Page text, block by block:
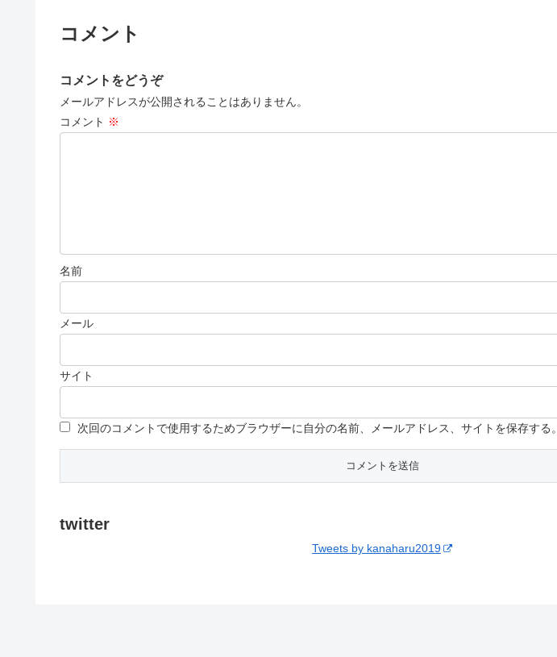
コメント
コメントをどうぞ
メールアドレスが公開されることはありません。
コメント ※
名前
メール
サイト
次回のコメントで使用するためブラウザーに自分の名前、メールアドレス、サイトを保存する。
twitter
Tweets by kanaharu2019